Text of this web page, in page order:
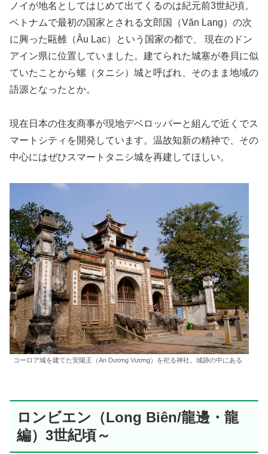
ノイが地名としてはじめて出てくるのは紀元前3世紀頃。
ベトナムで最初の国家とされる文郎国（Văn Lang）の次
に興った甌雒（Âu Lạc）という国家の都で、 現在のドン
アイン県に位置していました。建てられた城塞が巻貝に似
ていたことから螺（タニシ）城と呼ばれ、そのまま地域の
語源となったとか。
現在日本の住友商事が現地デベロッパーと組んで近くでス
マートシティを開発しています。温故知新の精神で、その
中心にはぜひスマートタニシ城を再建してほしい。
コーロア城を建てた安陽王（An Dương Vương）を祀る神社。城跡の中にある
ロンビエン（Long Biên/龍邊・龍
編）3世紀頃～